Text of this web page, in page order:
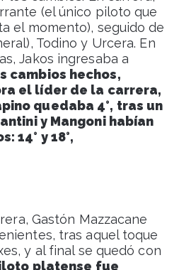
(el único piloto que
el momento), seguido de
Todino y Urcera. En
Jakos ingresaba a
cambios hechos,
el líder de la carrera,
quedaba 4°, tras un
y Mangoni habían
14° y 18°,
Gastón Mazzacane
tras aquel toque
y al final se quedó con
platense fue